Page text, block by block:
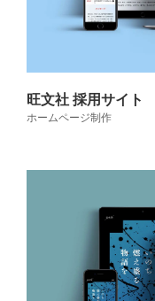
旺文社 採用サイト
ホームページ制作